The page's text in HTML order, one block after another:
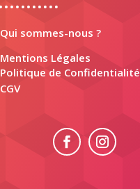
Qui sommes-nous ?
Mentions Légales
Politique de Confidentialité
CGV